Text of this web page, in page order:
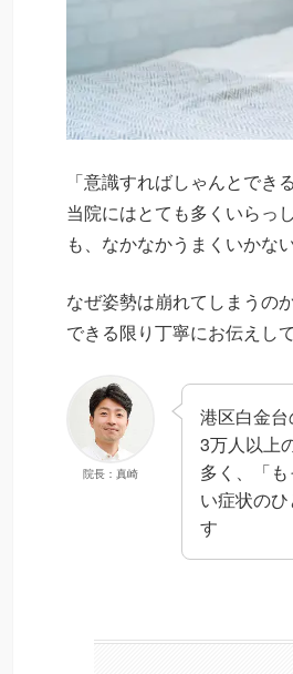
「意識すればしゃんとでき
当院にはとても多くいらっ
も、なかなかうまくいかな
なぜ姿勢は崩れてしまうの
できる限り丁寧にお伝えし
院長：真崎
港区白金
3万人以上
多く、「
い症状の
す